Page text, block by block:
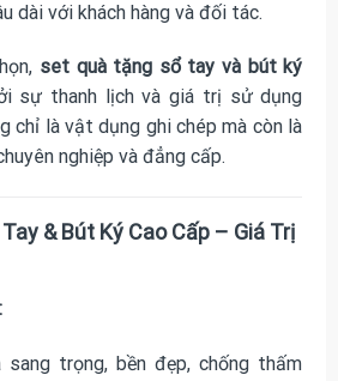
dài với khách hàng và đối tác.
set quà tặng sổ tay và bút ký
sự thanh lịch và giá trị sử dụng
chỉ là vật dụng ghi chép mà còn là
nghiệp và đẳng cấp.
& Bút Ký Cao Cấp – Giá Trị
sang trọng, bền đẹp, chống thấm